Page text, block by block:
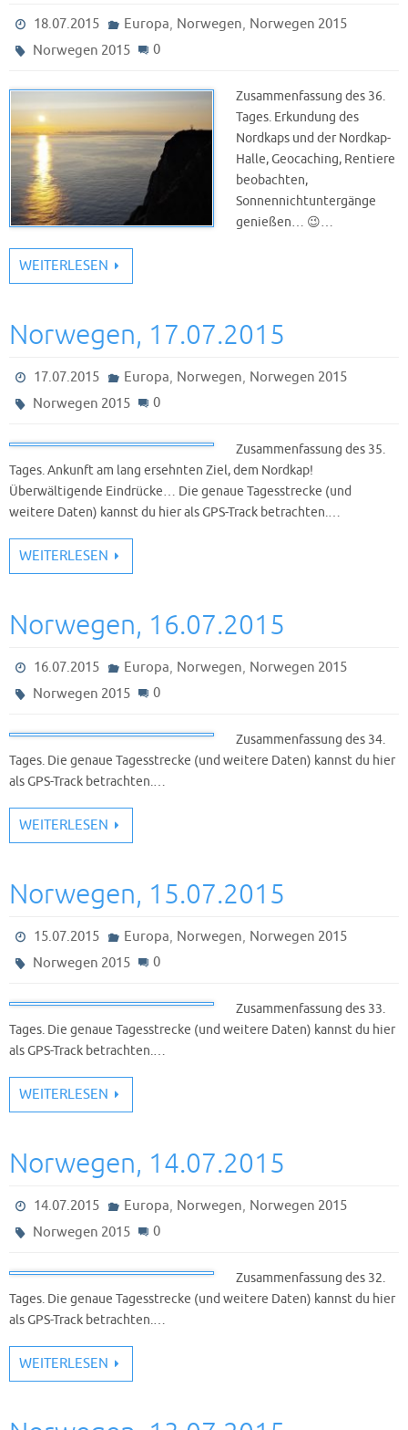
18.07.2015 Europa, Norwegen, Norwegen 2015
Norwegen 2015
0
Zusammenfassung des 36.
Tages. Erkundung des
Nordkaps und der Nordkap-
Halle, Geocaching, Rentiere
beobachten,
Sonnennichtuntergänge
genießen… 😉…
WEITERLESEN
Norwegen, 17.07.2015
17.07.2015 Europa, Norwegen, Norwegen 2015
Norwegen 2015
0
Zusammenfassung des 35.
Tages. Ankunft am lang ersehnten Ziel, dem Nordkap!
Überwältigende Eindrücke… Die genaue Tagesstrecke (und
weitere Daten) kannst du hier als GPS-Track betrachten.…
WEITERLESEN
Norwegen, 16.07.2015
16.07.2015 Europa, Norwegen, Norwegen 2015
Norwegen 2015
0
Zusammenfassung des 34.
Tages. Die genaue Tagesstrecke (und weitere Daten) kannst du hier
als GPS-Track betrachten.…
WEITERLESEN
Norwegen, 15.07.2015
15.07.2015 Europa, Norwegen, Norwegen 2015
Norwegen 2015
0
Zusammenfassung des 33.
Tages. Die genaue Tagesstrecke (und weitere Daten) kannst du hier
als GPS-Track betrachten.…
WEITERLESEN
Norwegen, 14.07.2015
14.07.2015 Europa, Norwegen, Norwegen 2015
Norwegen 2015
0
Zusammenfassung des 32.
Tages. Die genaue Tagesstrecke (und weitere Daten) kannst du hier
als GPS-Track betrachten.…
WEITERLESEN